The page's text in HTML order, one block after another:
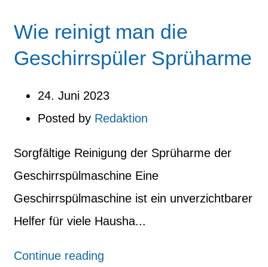
Wie reinigt man die
Geschirrspüler Sprüharme
24. Juni 2023
Posted by Redaktion
Sorgfältige Reinigung der Sprüharme der
Geschirrspülmaschine Eine
Geschirrspülmaschine ist ein unverzichtbarer
Helfer für viele Hausha...
Continue reading